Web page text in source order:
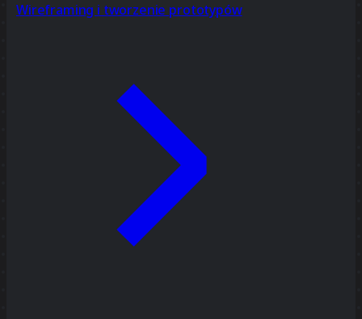
Wireframing i tworzenie prototypów